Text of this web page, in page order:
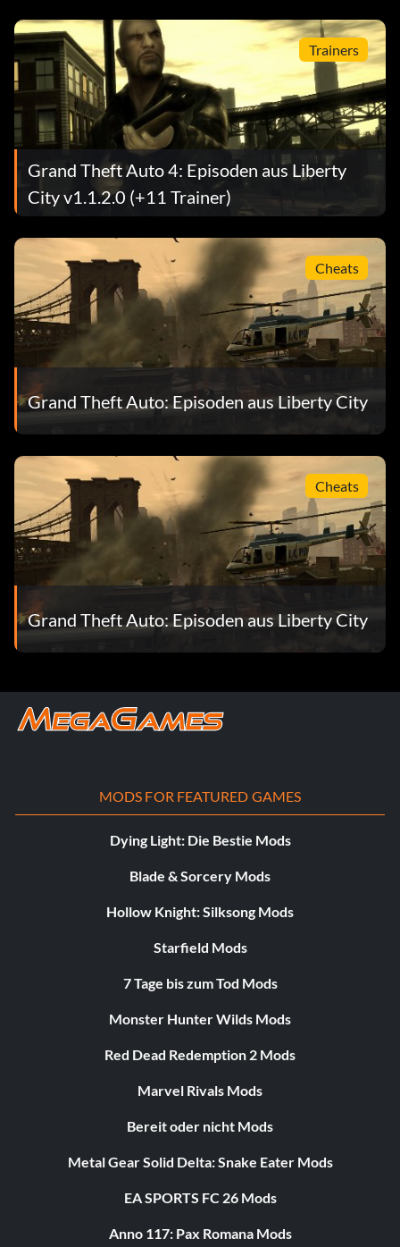
Trainers
Grand Theft Auto 4: Episoden aus Liberty
City v1.1.2.0 (+11 Trainer)
Cheats
Grand Theft Auto: Episoden aus Liberty City
Cheats
Grand Theft Auto: Episoden aus Liberty City
MODS FOR FEATURED GAMES
Dying Light: Die Bestie Mods
Blade & Sorcery Mods
Hollow Knight: Silksong Mods
Starfield Mods
7 Tage bis zum Tod Mods
Monster Hunter Wilds Mods
Red Dead Redemption 2 Mods
Marvel Rivals Mods
Bereit oder nicht Mods
Metal Gear Solid Delta: Snake Eater Mods
EA SPORTS FC 26 Mods
Anno 117: Pax Romana Mods